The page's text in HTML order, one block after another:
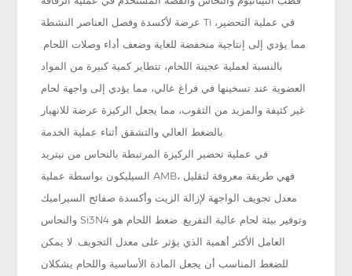
عرضة لأكسدة وفصل العناصر النشطة Ti في عملية التحضير،
مما يؤدي إلى إنتاجية منخفضة للغاية وضعف أداء وصلات اللحام.
بالنسبة لعملية عجينة اللحام، تتطاير كمية كبيرة من المواد
العضوية عند تسخينها في فراغ عالي، مما يؤدي إلى واجهة لحام
غير كثيفة والمزيد من الثقوب، مما يجعل الركيزة عرضة للانهيار
في عملية تحضير الركيزة المرتبطة بالنحاس من نيتريد
السيليكون بواسطة عملية AMB، فهي طريقة معروفة لتقليل
معدل تجويف الواجهة لإزالة الزيت وأكسدة صفائح السيراميك
والنحاس Si3N4 وتوفير بيئة لحام عالية التفريغ. ضغط اللحام هو
العامل الأكثر أهمية الذي يؤثر على معدل التجويف. لا يمكن
للضغط المناسب أن يجعل المادة الأساسية واللحام يشكلان